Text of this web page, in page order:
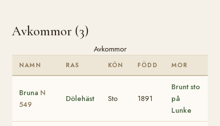
Avkommor (3)
Avkommor
NAMN RAS KÖN FÖDD MOR
Bruna N
549
Dölehäst Sto 1891
Brunt sto
på
Lunke